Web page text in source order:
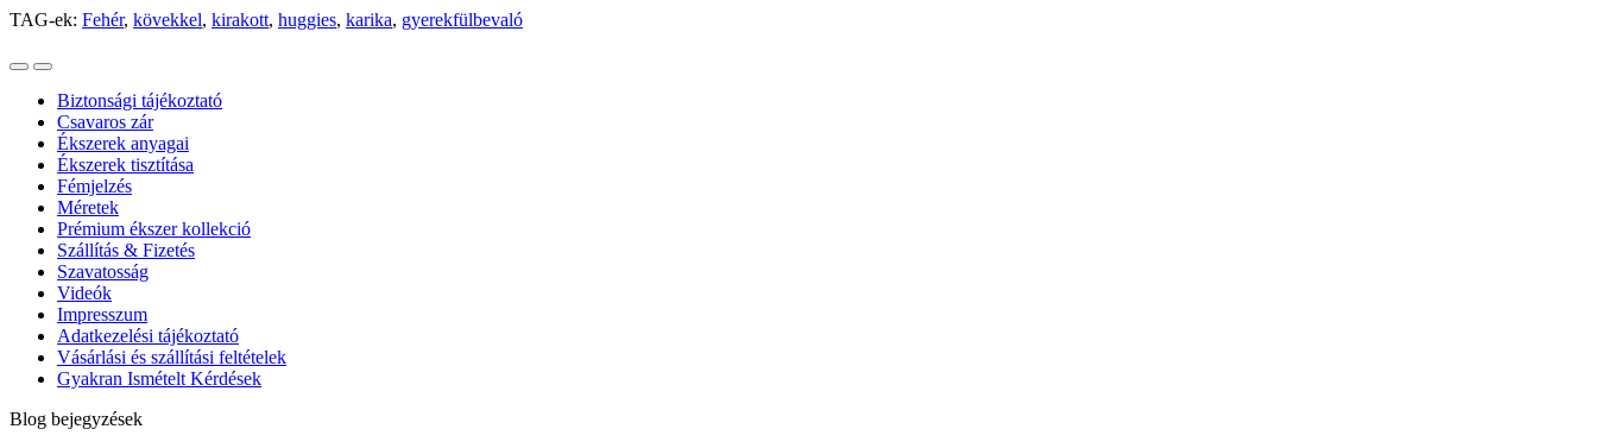
TAG-ek: Fehér, kövekkel, kirakott, huggies, karika, gyerekfülbevaló
Biztonsági tájékoztató
Csavaros zár
Ékszerek anyagai
Ékszerek tisztítása
Fémjelzés
Méretek
Prémium ékszer kollekció
Szállítás & Fizetés
Szavatosság
Videók
Impresszum
Adatkezelési tájékoztató
Vásárlási és szállítási feltételek
Gyakran Ismételt Kérdések
Blog bejegyzések